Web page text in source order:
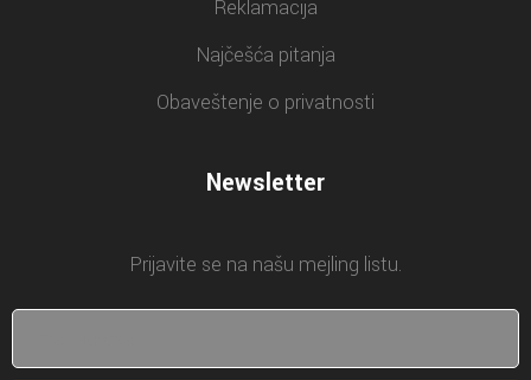
Reklamacija
Najčešća pitanja
Obaveštenje o privatnosti
Newsletter
Prijavite se na našu mejling listu.